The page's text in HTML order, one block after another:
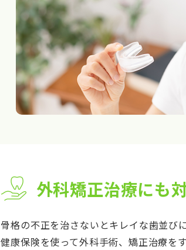
外科矯正治療にも
骨格の不正を治さないとキレイな歯並び
健康保険を使って外科手術、矯正治療を